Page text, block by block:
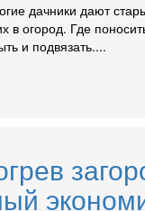
дачники дают
в огород. Где
и подвязать....